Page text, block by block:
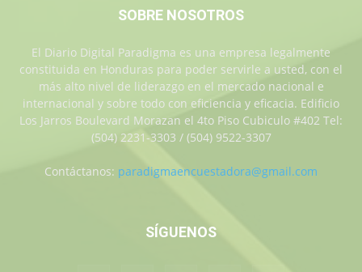
SOBRE NOSOTROS
El Diario Digital Paradigma es una empresa legalmente
constituida en Honduras para poder servirle a usted, con el
más alto nivel de liderazgo en el mercado nacional e
internacional y sobre todo con eficiencia y eficacia. Edificio
Los Jarros Boulevard Morazan el 4to Piso Cubiculo #402 Tel:
(504) 2231-3303 / (504) 9522-3307
Contáctanos: paradigmaencuestadora@gmail.com
SÍGUENOS